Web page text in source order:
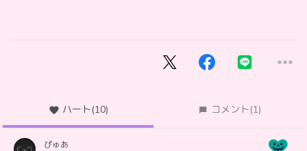
ハート(10) コメント(1)
ぴゅあ